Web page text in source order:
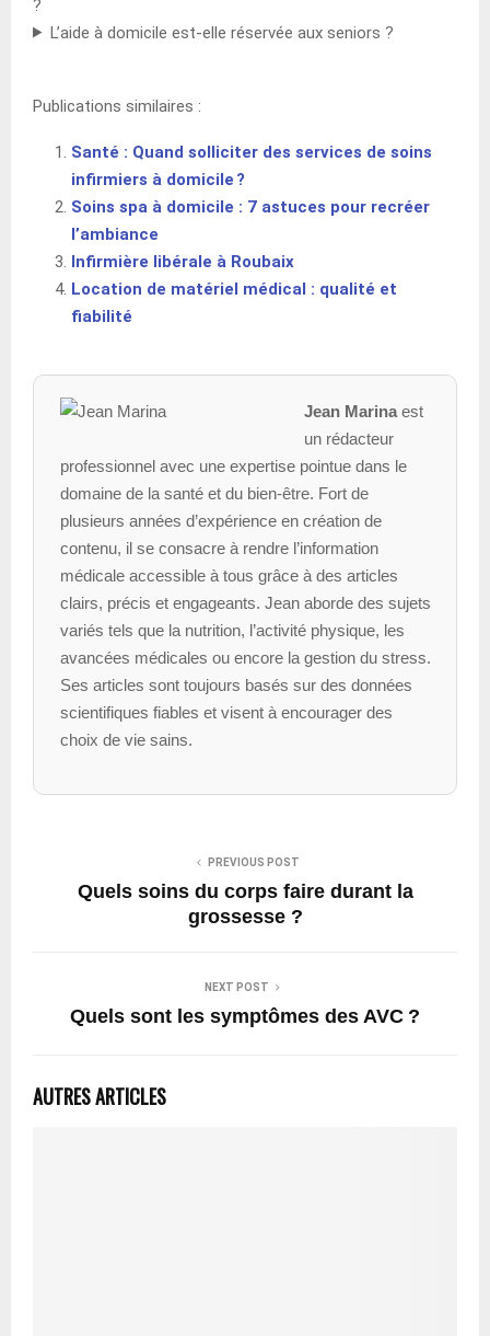
?
L’aide à domicile est-elle réservée aux seniors ?
Publications similaires :
Santé : Quand solliciter des services de soins
infirmiers à domicile ?
Soins spa à domicile : 7 astuces pour recréer
l’ambiance
Infirmière libérale à Roubaix
Location de matériel médical : qualité et
fiabilité
Jean Marinaest
un rédacteur
professionnel avec une expertise pointue dans le
domaine de la santé et du bien-être. Fort de
plusieurs années d’expérience en création de
contenu, il se consacre à rendre l’information
médicale accessible à tous grâce à des articles
clairs, précis et engageants. Jean aborde des sujets
variés tels que la nutrition, l’activité physique, les
avancées médicales ou encore la gestion du stress.
Ses articles sont toujours basés sur des données
scientifiques fiables et visent à encourager des
choix de vie sains.
PREVIOUS POST
Quels soins du corps faire durant la
grossesse ?
NEXT POST
Quels sont les symptômes des AVC ?
AUTRES ARTICLES